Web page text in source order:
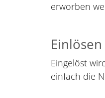
erworben
Einlösen
Eingelöst
einfach die